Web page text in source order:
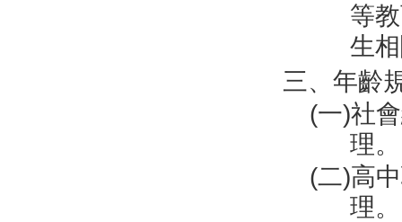
等
生
三、年齡
(一)社
理。
(二)高
理。